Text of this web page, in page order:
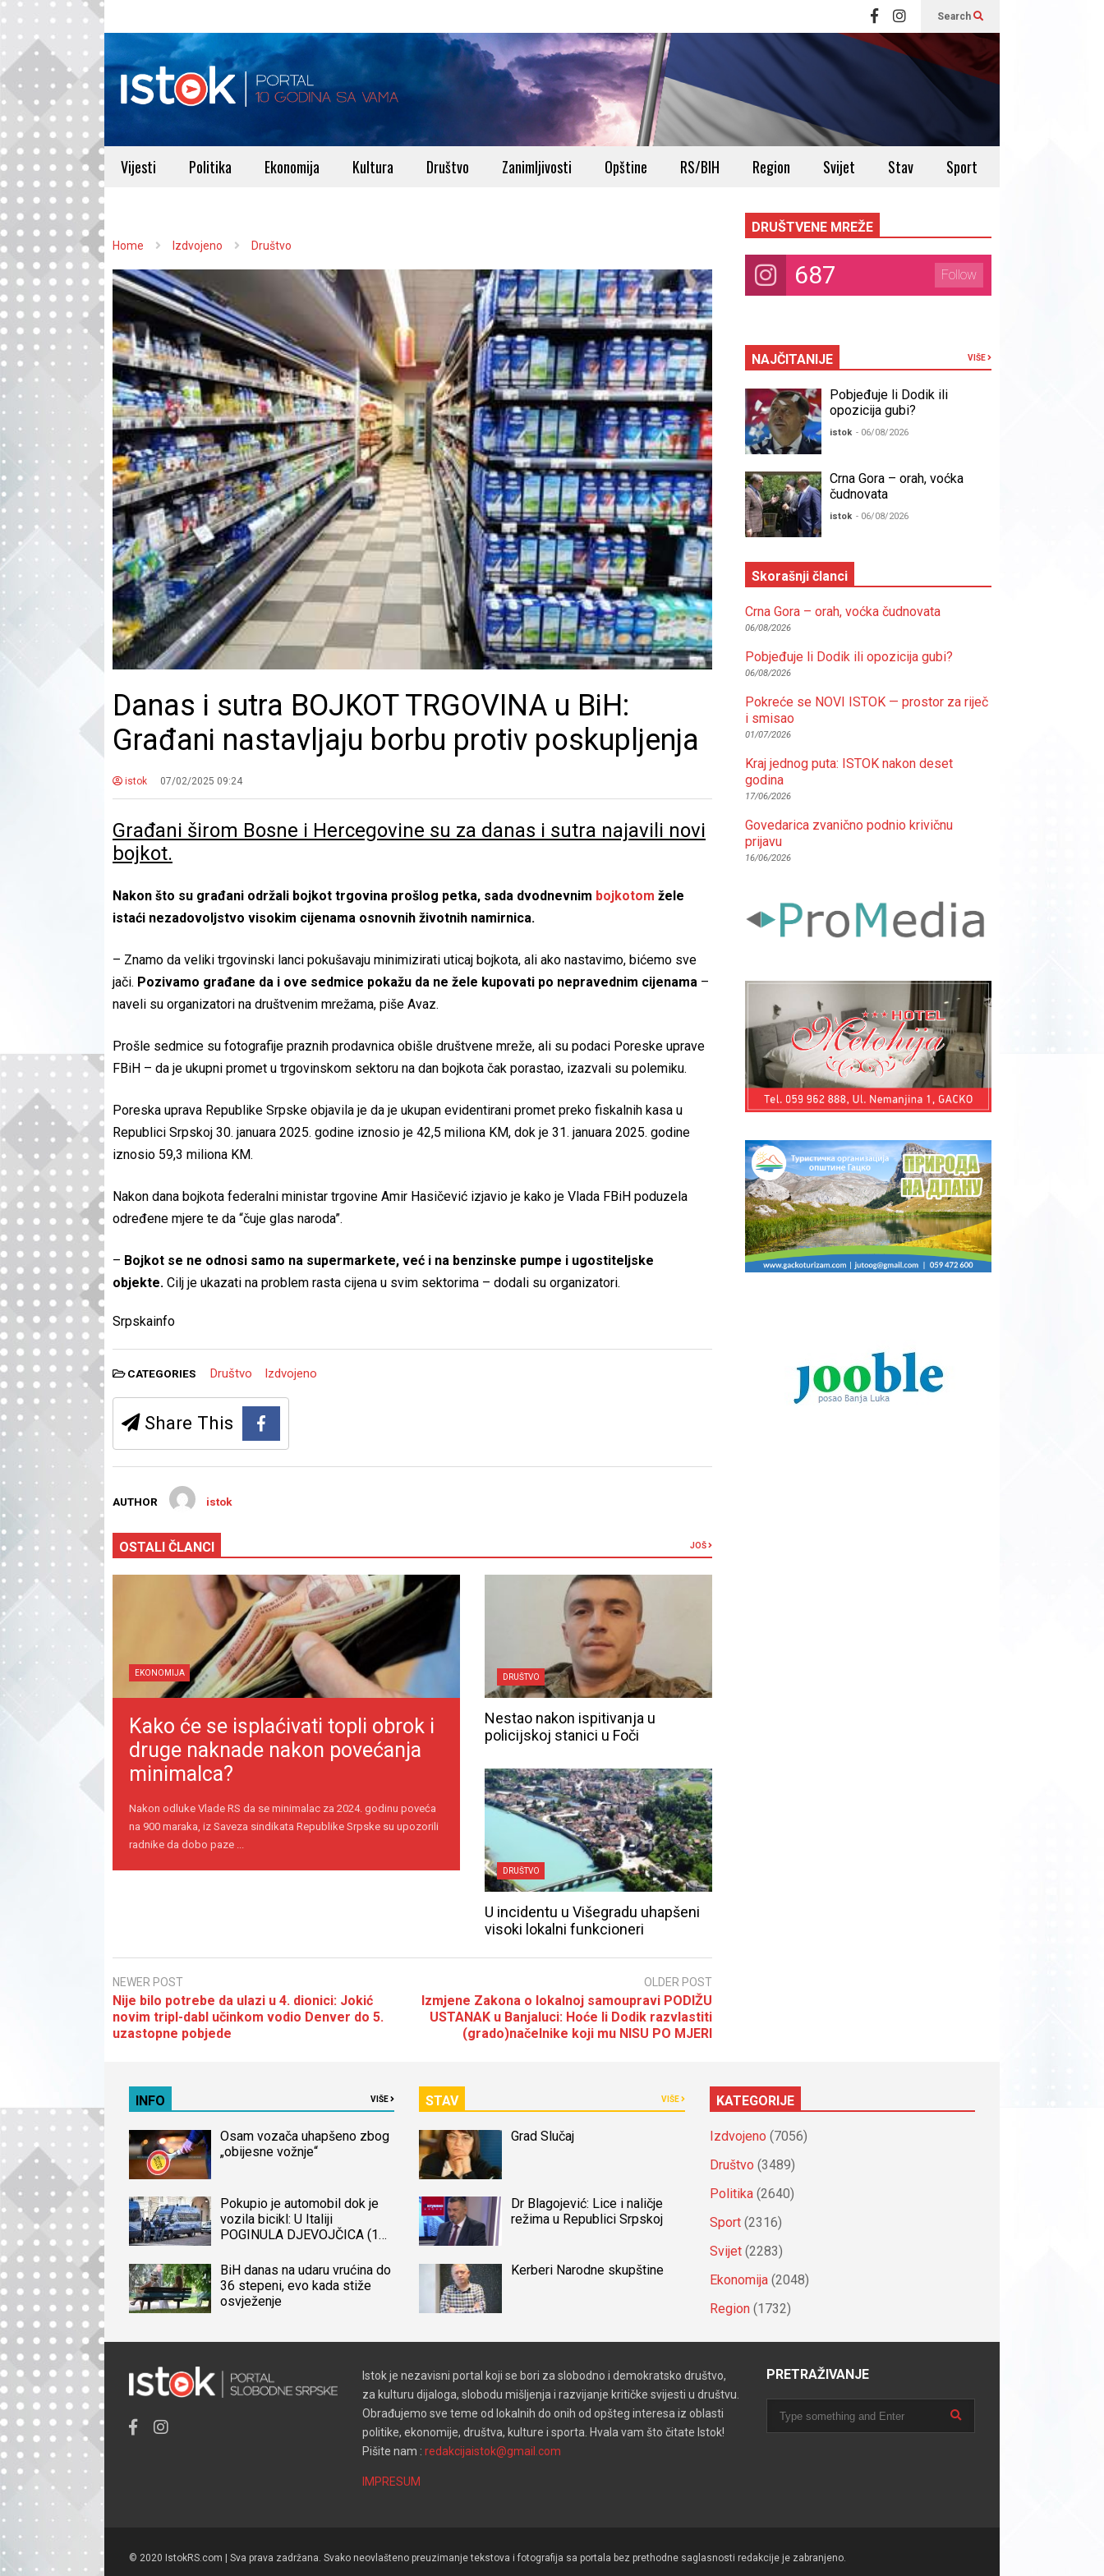
Search
Vijesti Politika Ekonomija Kultura Društvo Zanimljivosti Opštine RS/BIH Region Svijet Stav Sport
Home Izdvojeno Društvo
Danas i sutra BOJKOT TRGOVINA u BiH:
Građani nastavljaju borbu protiv poskupljenja
istok 07/02/2025 09:24
Građani širom Bosne i Hercegovine su za danas i sutra najavili novi
bojkot.
Nakon što su građani održali bojkot trgovina prošlog petka, sada dvodnevnim bojkotom žele
istaći nezadovoljstvo visokim cijenama osnovnih životnih namirnica.
– Znamo da veliki trgovinski lanci pokušavaju minimizirati uticaj bojkota, ali ako nastavimo, bićemo sve
jači. Pozivamo građane da i ove sedmice pokažu da ne žele kupovati po nepravednim cijenama –
naveli su organizatori na društvenim mrežama, piše Avaz.
Prošle sedmice su fotografije praznih prodavnica obišle društvene mreže, ali su podaci Poreske uprave
FBiH – da je ukupni promet u trgovinskom sektoru na dan bojkota čak porastao, izazvali su polemiku.
Poreska uprava Republike Srpske objavila je da je ukupan evidentirani promet preko fiskalnih kasa u
Republici Srpskoj 30. januara 2025. godine iznosio je 42,5 miliona KM, dok je 31. januara 2025. godine
iznosio 59,3 miliona KM.
Nakon dana bojkota federalni ministar trgovine Amir Hasičević izjavio je kako je Vlada FBiH poduzela
određene mjere te da “čuje glas naroda”.
– Bojkot se ne odnosi samo na supermarkete, već i na benzinske pumpe i ugostiteljske
objekte. Cilj je ukazati na problem rasta cijena u svim sektorima – dodali su organizatori.
Srpskainfo
CATEGORIES Društvo Izdvojeno
Share This
AUTHOR istok
OSTALI ČLANCI JOŠ
EKONOMIJA
Kako će se isplaćivati topli obrok i
druge naknade nakon povećanja
minimalca?
Nakon odluke Vlade RS da se minimalac za 2024. godinu poveća
na 900 maraka, iz Saveza sindikata Republike Srpske su upozorili
radnike da dobo paze ...
DRUŠTVO
Nestao nakon ispitivanja u
policijskoj stanici u Foči
DRUŠTVO
U incidentu u Višegradu uhapšeni
visoki lokalni funkcioneri
NEWER POST
Nije bilo potrebe da ulazi u 4. dionici: Jokić
novim tripl-dabl učinkom vodio Denver do 5.
uzastopne pobjede
OLDER POST
Izmjene Zakona o lokalnoj samoupravi PODIŽU
USTANAK u Banjaluci: Hoće li Dodik razvlastiti
(grado)načelnike koji mu NISU PO MJERI
DRUŠTVENE MREŽE
687 Follow
NAJČITANIJE VIŠE
Pobjeđuje li Dodik ili
opozicija gubi?
istok - 06/08/2026
Crna Gora – orah, voćka
čudnovata
istok - 06/08/2026
Skorašnji članci
Crna Gora – orah, voćka čudnovata
06/08/2026
Pobjeđuje li Dodik ili opozicija gubi?
06/08/2026
Pokreće se NOVI ISTOK — prostor za riječ
i smisao
01/07/2026
Kraj jednog puta: ISTOK nakon deset
godina
17/06/2026
Govedarica zvanično podnio krivičnu
prijavu
16/06/2026
INFO VIŠE
Osam vozača uhapšeno zbog
„obijesne vožnje“
Pokupio je automobil dok je
vozila bicikl: U Italiji
POGINULA DJEVOJČICA (14)
tijela
BiH danas na udaru vrućina do
36 stepeni, evo kada stiže
osvježenje
STAV VIŠE
Grad Slučaj
Dr Blagojević: Lice i naličje
režima u Republici Srpskoj
Kerberi Narodne skupštine
KATEGORIJE
Izdvojeno (7056)
Društvo (3489)
Politika (2640)
Sport (2316)
Svijet (2283)
Ekonomija (2048)
Region (1732)
Istok je nezavisni portal koji se bori za slobodno i demokratsko društvo,
za kulturu dijaloga, slobodu mišljenja i razvijanje kritičke svijesti u društvu.
Obrađujemo sve teme od lokalnih do onih od opšteg interesa iz oblasti
politike, ekonomije, društva, kulture i sporta. Hvala vam što čitate Istok!
Pišite nam :redakcijaistok@gmail.com
IMPRESUM
PRETRAŽIVANJE
© 2020 IstokRS.com | Sva prava zadržana. Svako neovlašteno preuzimanje tekstova i fotografija sa portala bez prethodne saglasnosti redakcije je zabranjeno.